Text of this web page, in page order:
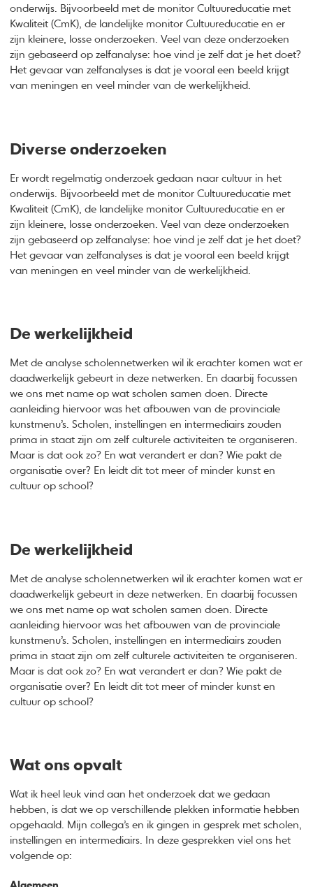
onderwijs. Bijvoorbeeld met de monitor Cultuureducatie met
Kwaliteit (CmK), de landelijke monitor Cultuureducatie en er
zijn kleinere, losse onderzoeken. Veel van deze onderzoeken
zijn gebaseerd op zelfanalyse: hoe vind je zelf dat je het doet?
Het gevaar van zelfanalyses is dat je vooral een beeld krijgt
van meningen en veel minder van de werkelijkheid.
Diverse onderzoeken
Er wordt regelmatig onderzoek gedaan naar cultuur in het
onderwijs. Bijvoorbeeld met de monitor Cultuureducatie met
Kwaliteit (CmK), de landelijke monitor Cultuureducatie en er
zijn kleinere, losse onderzoeken. Veel van deze onderzoeken
zijn gebaseerd op zelfanalyse: hoe vind je zelf dat je het doet?
Het gevaar van zelfanalyses is dat je vooral een beeld krijgt
van meningen en veel minder van de werkelijkheid.
De werkelijkheid
Met de analyse scholennetwerken wil ik erachter komen wat er
daadwerkelijk gebeurt in deze netwerken. En daarbij focussen
we ons met name op wat scholen samen doen. Directe
aanleiding hiervoor was het afbouwen van de provinciale
kunstmenu’s. Scholen, instellingen en intermediairs zouden
prima in staat zijn om zelf culturele activiteiten te organiseren.
Maar is dat ook zo? En wat verandert er dan? Wie pakt de
organisatie over? En leidt dit tot meer of minder kunst en
cultuur op school?
De werkelijkheid
Met de analyse scholennetwerken wil ik erachter komen wat er
daadwerkelijk gebeurt in deze netwerken. En daarbij focussen
we ons met name op wat scholen samen doen. Directe
aanleiding hiervoor was het afbouwen van de provinciale
kunstmenu’s. Scholen, instellingen en intermediairs zouden
prima in staat zijn om zelf culturele activiteiten te organiseren.
Maar is dat ook zo? En wat verandert er dan? Wie pakt de
organisatie over? En leidt dit tot meer of minder kunst en
cultuur op school?
Wat ons opvalt
Wat ik heel leuk vind aan het onderzoek dat we gedaan
hebben, is dat we op verschillende plekken informatie hebben
opgehaald. Mijn collega’s en ik gingen in gesprek met scholen,
instellingen en intermediairs. In deze gesprekken viel ons het
volgende op: